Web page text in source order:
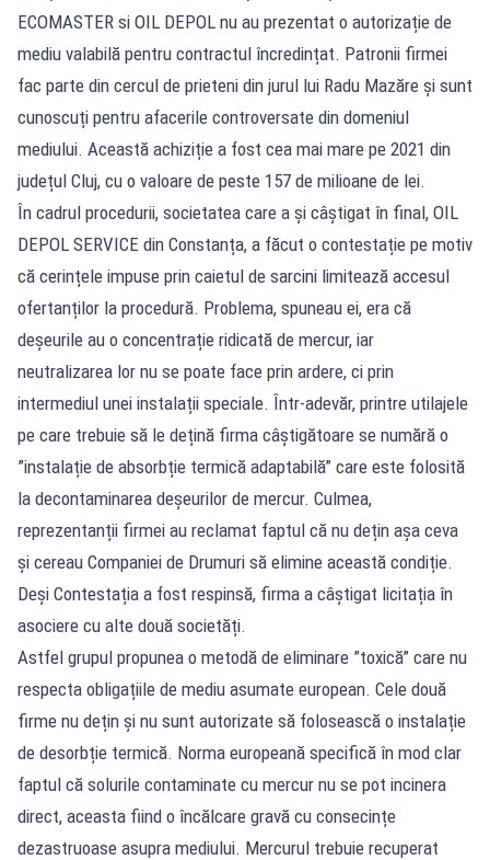
ECOMASTER si OIL DEPOL nu au prezentat o autorizație de
mediu valabilă pentru contractul încredințat. Patronii firmei
fac parte din cercul de prieteni din jurul lui Radu Mazăre și sunt
cunoscuți pentru afacerile controversate din domeniul
mediului. Această achiziție a fost cea mai mare pe 2021 din
județul Cluj, cu o valoare de peste 157 de milioane de lei.
În cadrul procedurii, societatea care a și câștigat în final, OIL
DEPOL SERVICE din Constanța, a făcut o contestație pe motiv
că cerințele impuse prin caietul de sarcini limitează accesul
ofertanților la procedură. Problema, spuneau ei, era că
deșeurile au o concentrație ridicată de mercur, iar
neutralizarea lor nu se poate face prin ardere, ci prin
intermediul unei instalații speciale. Într-adevăr, printre utilajele
pe care trebuie să le dețină firma câștigătoare se numără o
”instalație de absorbție termică adaptabilă” care este folosită
la decontaminarea deșeurilor de mercur. Culmea,
reprezentanții firmei au reclamat faptul că nu dețin așa ceva
și cereau Companiei de Drumuri să elimine această condiție.
Deși Contestația a fost respinsă, firma a câștigat licitația în
asociere cu alte două societăți.
Astfel grupul propunea o metodă de eliminare ”toxică” care nu
respecta obligațiile de mediu asumate european. Cele două
firme nu dețin și nu sunt autorizate să folosească o instalație
de desorbție termică. Norma europeană specifică în mod clar
faptul că solurile contaminate cu mercur nu se pot incinera
direct, aceasta fiind o încălcare gravă cu consecințe
dezastruoase asupra mediului. Mercurul trebuie recuperat